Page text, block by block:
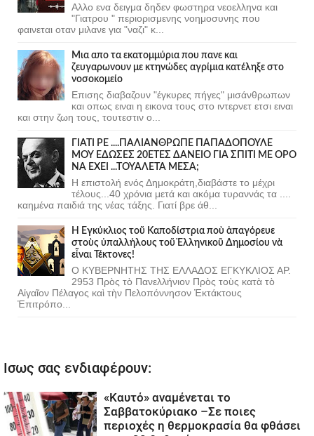
Αλλο ενα δειγμα δηδεν φωστηρα νεοελληνα και
"Γιατρου " περιορισμενης νοημοσυνης που
φαινεται οταν μιλανε για "ναζι" κ...
Μια απο τα εκατομμύρια που πανε και
ζευγαρωνουν με κτηνώδες αγρίμια κατέληξε στο
νοσοκομείο
Επισης διαβαζουν "έγκυρες πήγες" μισάνθρωπων
και οπως ειναι η εικονα τους στο ιντερνετ ετσι ειναι
και στην ζωη τους, τουτεστιν ο...
ΓΙΑΤΙ ΡΕ ....ΠΑΛΙΑΝΘΡΩΠΕ ΠΑΠΑΔΟΠΟΥΛΕ
ΜΟΥ ΕΔΩΣΕΣ 20ΕΤΕΣ ΔΑΝΕΙΟ ΓΙΑ ΣΠΙΤΙ ΜΕ ΟΡΟ
ΝΑ ΕΧΕΙ ...ΤΟΥΑΛΕΤΑ ΜΕΣΑ;
Η επιστολή ενός Δημοκράτη,διαβάστε το μέχρι
τέλους...40 χρόνια μετά και ακόμα τυραννάς τα ....
καημένα παιδιά της νέας τάξης. Γιατί βρε άθ...
Ἡ Ἐγκύκλιος τοῦ Καποδίστρια ποὺ ἀπαγόρευε
στοὺς ὑπαλλήλους τοῦ Ἑλληνικοῦ Δημοσίου νὰ
εἶναι Τέκτονες!
Ο ΚΥΒΕΡΝΗΤΗΣ ΤΗΣ ΕΛΛΑΔΟΣ ΕΓΚΥΚΛΙΟΣ ΑΡ.
2953 Πρὸς τὸ Πανελλήνιον Πρὸς τοὺς κατὰ τὸ
Αἰγαῖον Πέλαγος καὶ τὴν Πελοπόννησον Ἐκτάκτους
Ἐπιτρόπο...